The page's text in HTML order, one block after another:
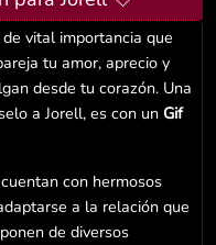
vital importancia que
tu amor, aprecio y
desde tu corazón. Una
a Jorell, es con un Gif
con hermosos
a la relación que
de diversos